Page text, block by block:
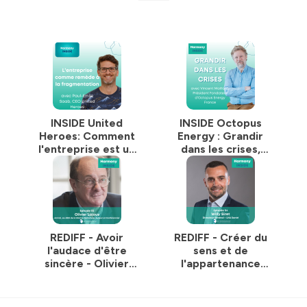
INSIDE United
Heroes: Comment
l'entreprise est un
remède à la
fragmentation du
collectif, avec Paul
Emile Saab, CEO
INSIDE Octopus
Energy : Grandir
dans les crises,
avec Vincent
Maillard, Président
Fondateur
REDIFF - Avoir
l'audace d'être
sincère - Olivier
REDIFF - Créer du
sens et de
l'appartenance